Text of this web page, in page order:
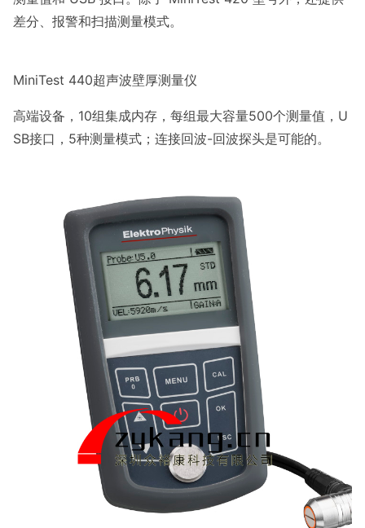
差分、报警和扫描测量模式。
MiniTest 440超声波壁厚测量仪
高端设备，10组集成内存，每组最大容量500个测量值，U
SB接口，5种测量模式；连接回波-回波探头是可能的。